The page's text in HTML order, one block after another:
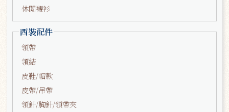
休閒襯衫
西裝配件
領帶
領結
皮鞋/帽款
皮帶/吊帶
領針/胸針/領帶夾